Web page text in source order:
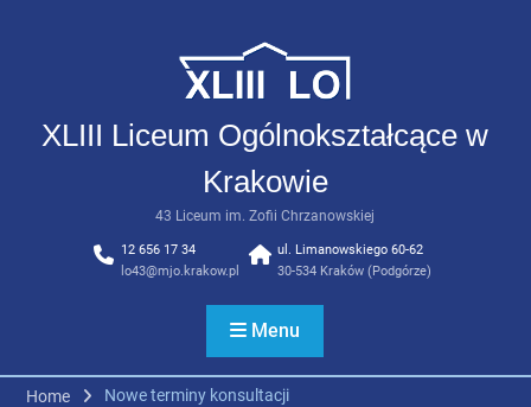
XLIII Liceum Ogólnokształcące w
Krakowie
43 Liceum im. Zofii Chrzanowskiej
12 656 17 34
lo43@mjo.krakow.pl
ul. Limanowskiego 60-62
30-534 Kraków (Podgórze)
Menu
Home Nowe terminy konsultacji